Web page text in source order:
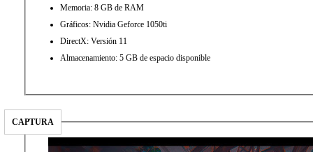
Memoria: 8 GB de RAM
Gráficos: Nvidia Geforce 1050ti
DirectX: Versión 11
Almacenamiento: 5 GB de espacio disponible
CAPTURA